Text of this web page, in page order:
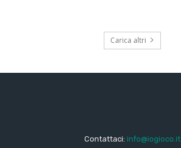
Carica altri
Contattaci: info@iogioco.it